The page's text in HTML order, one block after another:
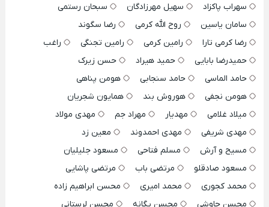
سهراب پاکزاد
سهیل مهرزادگان
سبحان رستمی
سامان یاسین
روح الله کرمی
رضا سگوند
رضا کرمی تارا
رامین کرمی رامین تجنگی
راغب
حمیدرضا بابایی
حمید هیراد
حسن زیرک
حامد الماسی
حامد سنجابی
هومن پناهی
هومن نجفی
هوروش بند
همایون شجریان
میلاد غلامی
مهدیار مهراد جم
مهدی مولاد
مهدی شریفی
مهدی احمدوند
معین زد
مسیح و آرش
مسلم فتاحی
مسعود جلیلیان
مسعود صادقلو
مرتضی باب
مرتضی پاشایی
محمد کجوری
محمد امیری
محسن ابراهیم زاده
محسن چاوشی
محسن یگانه محسن لرستانی